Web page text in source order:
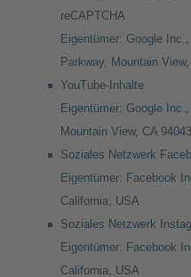
reCAPTCHA
Eigentümer: Google
Parkway, Mountain
YouTube-Inhalte
Eigentümer: Google
Mountain View, CA
Soziales Netzwerk
Eigentümer: Facebook
California, USA
Soziales Netzwerk
Eigentümer: Facebook
California, USA